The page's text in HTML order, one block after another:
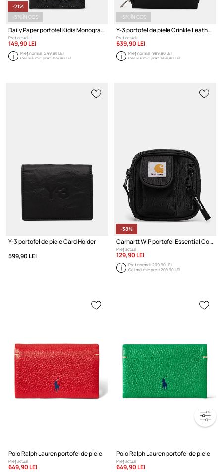
-21%
-5% ÎN COȘ
Daily Paper portofel Kidis Monogram Wallet
Preț actual:
149,90 LEI
Preț normal:249,90 LEI
Cel mai mic preț:189,90 LEI
-5% ÎN COȘ
Y-3 portofel de piele Crinkle Leather Wallet
Preț actual:
639,90 LEI
Preț normal:999,90 LEI
Cel mai mic preț:669,90 LEI
Y-3 portofel de piele Card Holder
599,90 LEI
-38%
Carhartt WIP portofel Essential Coin Wallet
Preț actual:
129,90 LEI
Preț normal:209,90 LEI
Cel mai mic preț:209,90 LEI
Polo Ralph Lauren portofel de piele
Preț actual:
649,90 LEI
Polo Ralph Lauren portofel de piele
Preț actual:
649,90 LEI